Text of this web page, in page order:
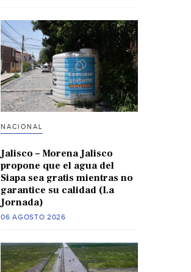
NACIONAL
Jalisco – Morena Jalisco
propone que el agua del
Siapa sea gratis mientras no
garantice su calidad (La
Jornada)
06 AGOSTO 2026